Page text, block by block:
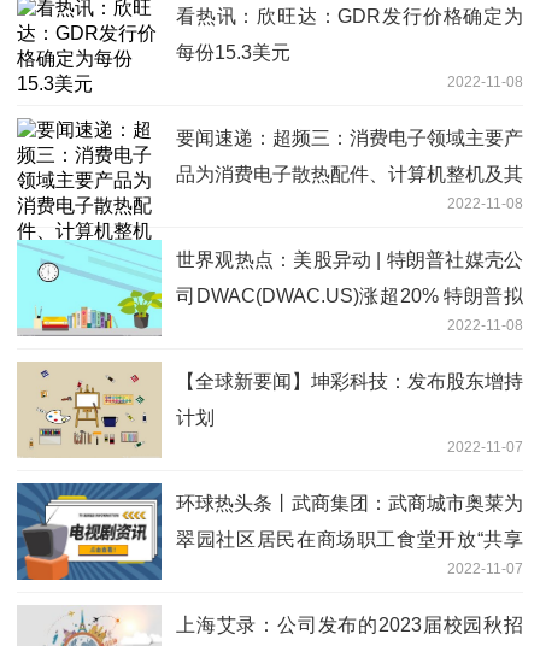
看热讯：欣旺达：GDR发行价格确定为
每份15.3美元
2022-11-08
要闻速递：超频三：消费电子领域主要产
品为消费电子散热配件、计算机整机及其
2022-11-08
世界观热点：美股异动 | 特朗普社媒壳公
司DWAC(DWAC.US)涨超20% 特朗普拟
2022-11-08
【全球新要闻】坤彩科技：发布股东增持
计划
2022-11-07
环球热头条丨武商集团：武商城市奥莱为
翠园社区居民在商场职工食堂开放“共享
餐厅”就餐区域，居民可享受商场职工价
2022-11-07
上海艾录：公司发布的2023届校园秋招